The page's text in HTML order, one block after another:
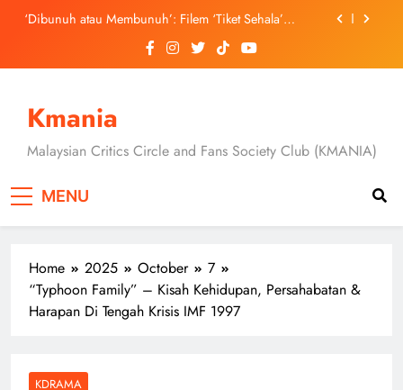
Jung Hae In dan Ha Young Terjerat Dalam Cinta,
Skechers Lancar Kolaborasi Eksklusif Bersama DK,
SEUNGKWAN dan DINO SEVENTEEN
Buat Penampilan Istimewa di Kuala Lumpur
September Ini
‘Dibunuh atau Membunuh’: Filem ‘Tiket Sehala’
Satukan Empat Negara Asia
Kmania
Malaysian Critics Circle and Fans Society Club (KMANIA)
MENU
Home 2025 October
7
“Typhoon Family” – Kisah Kehidupan, Persahabatan &
Harapan Di Tengah Krisis IMF 1997
KDRAMA